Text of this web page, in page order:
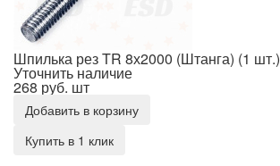
Шпилька рез TR 8х2000 (Штанга) (1 шт.)
Уточнить наличие
268 руб. шт
Добавить в корзину
Купить в 1 клик